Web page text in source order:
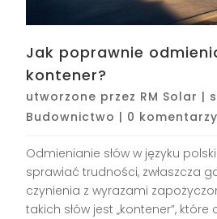
Jak poprawnie
kontener?
utworzone przez RM Solar |
Budownictwo | 0 komentarzy
Odmienianie słów w języku
sprawiać trudności, zwłaszcza
czynienia z wyrazami
takich słów jest „kontener”,